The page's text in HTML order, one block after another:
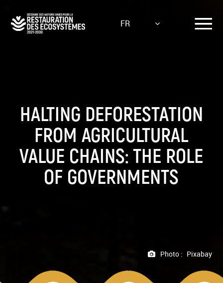
contenu
FR
HALTING DEFORESTATION
FROM AGRICULTURAL
VALUE CHAINS: THE ROLE
OF GOVERNMENTS
Photo : Pixabay